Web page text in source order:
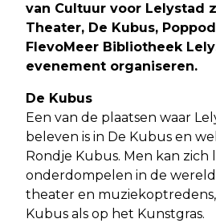
van Cultuur voor Lelystad
Theater, De Kubus,
FlevoMeer Bibliotheek
evenement organiseren.
De Kubus
Een van de plaatsen waar
beleven is in De Kubus en
Rondje Kubus. Men kan zich
onderdompelen in de wereld
theater en
Kubus als op het Kunstgras.